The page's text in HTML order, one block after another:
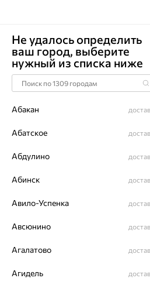
Главная Каталог Браслеты
Браслет, золото,
220438-00-00
Артикул:
Не удалось определить
ваш город, выберите
нужный из списка ниже
Абакан
Абатское
Абдулино
Абинск
Авило-Успенка
Авсюнино
Агалатово
Агидель